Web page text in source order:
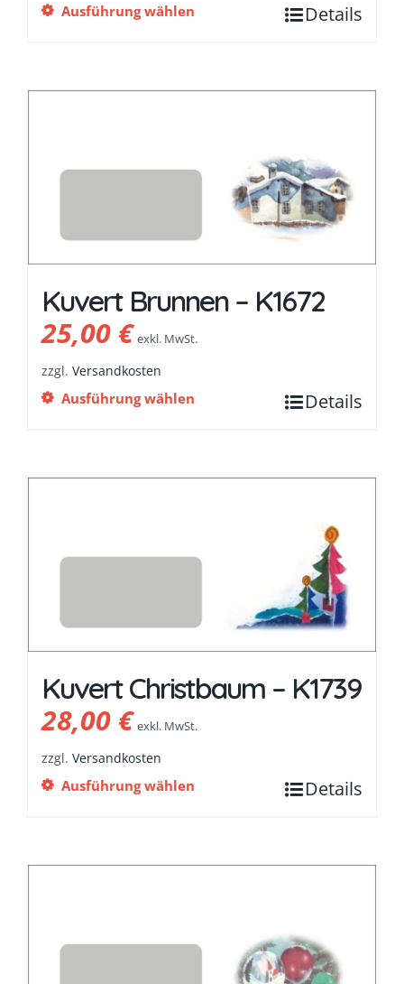
Ausführung wählen Details
Kuvert Brunnen – K1672
25,00€ exkl. MwSt.
zzgl. Versandkosten
Ausführung wählen Details
Kuvert Christbaum – K1739
28,00€ exkl. MwSt.
zzgl. Versandkosten
Ausführung wählen Details